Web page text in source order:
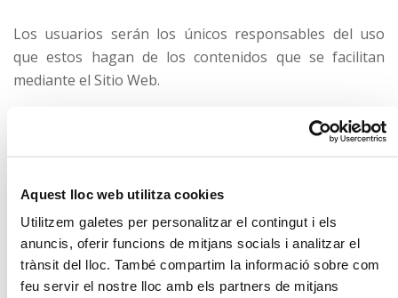
Aquest lloc web utilitza cookies
Utilitzem galetes per personalitzar el contingut i els
anuncis, oferir funcions de mitjans socials i analitzar el
trànsit del lloc. També compartim la informació sobre com
feu servir el nostre lloc amb els partners de mitjans
Los usuarios serán los únicos responsables del uso
que estos hagan de los contenidos que se facilitan
mediante el Sitio Web.
En caso de que efectúen consultas o reclamaciones a
MESAS TRIGO ABOGADOSpor los medios que se
Web”, los usuarios responderán de los daños y
perjuicios que ocasionen a la sociedad o a terceros por
haber facilitado datos o informaciones falsas o
inexactas.